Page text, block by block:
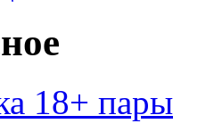
18+ пары